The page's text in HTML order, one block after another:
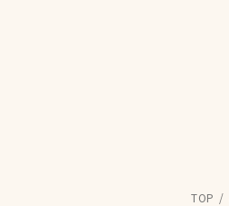
TOP